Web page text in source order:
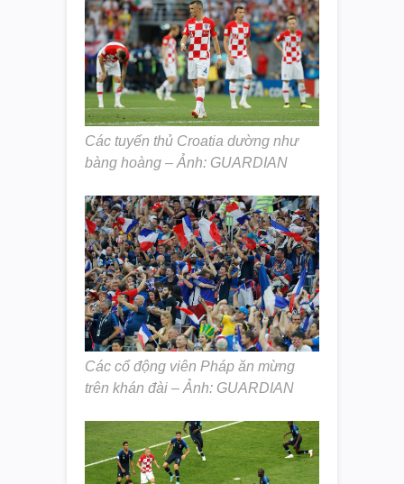
Các tuyển thủ Croatia dường như
bàng hoàng – Ảnh: GUARDIAN
Các cổ động viên Pháp ăn mừng
trên khán đài – Ảnh: GUARDIAN